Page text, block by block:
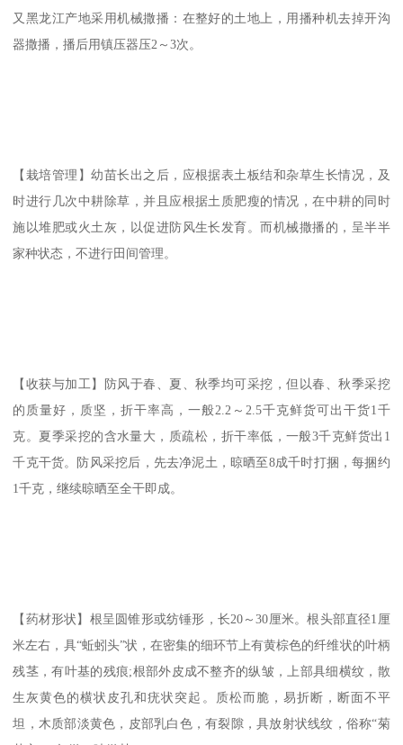
又黑龙江产地采用机械撒播：在整好的土地上，用播种机去掉开沟
器撒播，播后用镇压器压2～3次。
【栽培管理】幼苗长出之后，应根据表土板结和杂草生长情况，及
时进行几次中耕除草，并且应根据土质肥瘦的情况，在中耕的同时
施以堆肥或火土灰，以促进防风生长发育。而机械撒播的，呈半半
家种状态，不进行田间管理。
【收获与加工】防风于春、夏、秋季均可采挖，但以春、秋季采挖
的质量好，质坚，折干率高，一般2.2～2.5千克鲜货可出干货1千
克。夏季采挖的含水量大，质疏松，折干率低，一般3千克鲜货出1
千克干货。防风采挖后，先去净泥土，晾晒至8成千时打捆，每捆约
1千克，继续晾晒至全干即成。
【药材形状】根呈圆锥形或纺锤形，长20～30厘米。根头部直径1厘
米左右，具“蚯蚓头”状，在密集的细环节上有黄棕色的纤维状的叶柄
残茎，有叶基的残痕;根部外皮成不整齐的纵皱，上部具细横纹，散
生灰黄色的横状皮孔和疣状突起。质松而脆，易折断，断面不平
坦，木质部淡黄色，皮部乳白色，有裂隙，具放射状线纹，俗称“菊